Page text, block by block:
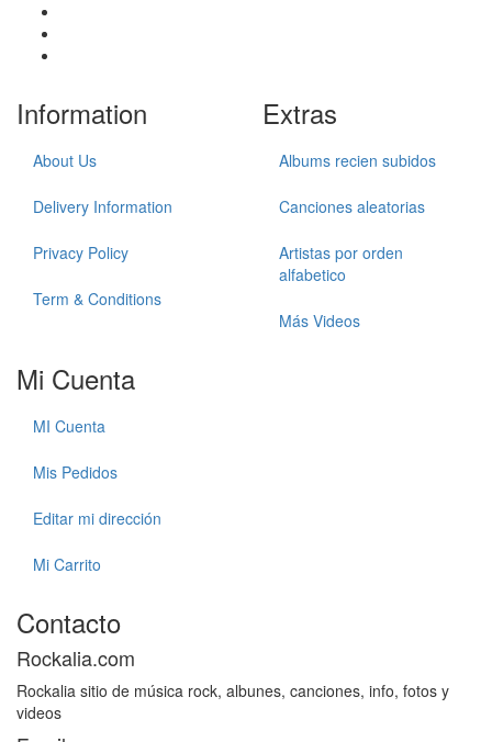
Information
About Us
Delivery Information
Privacy Policy
Term & Conditions
Extras
Albums recien subidos
Canciones aleatorias
Artistas por orden
alfabetico
Más Videos
Mi Cuenta
MI Cuenta
Mis Pedidos
Editar mi dirección
Mi Carrito
Contacto
Rockalia.com
Rockalia sitio de música rock, albunes, canciones, info, fotos y
videos